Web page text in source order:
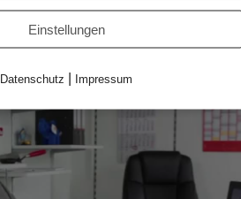
Einstellungen
Datenschutz | Impressum